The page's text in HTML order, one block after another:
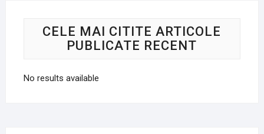
CELE MAI CITITE ARTICOLE
PUBLICATE RECENT
No results available